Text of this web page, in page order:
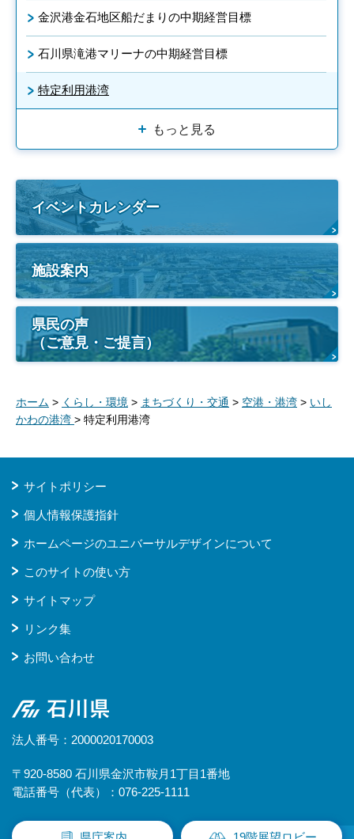
金沢港金石地区船だまりの中期経営目標
石川県滝港マリーナの中期経営目標
特定利用港湾
もっと見る
イベントカレンダー
施設案内
県民の声
（ご意見・ご提言）
ホーム > くらし・環境 > まちづくり・交通 > 空港・港湾 > いし
かわの港湾 > 特定利用港湾
サイトポリシー
個人情報保護指針
ホームページのユニバーサルデザインについて
このサイトの使い方
サイトマップ
リンク集
お問い合わせ
石川県
法人番号：2000020170003
〒920-8580 石川県金沢市鞍月1丁目1番地
電話番号（代表）：076-225-1111